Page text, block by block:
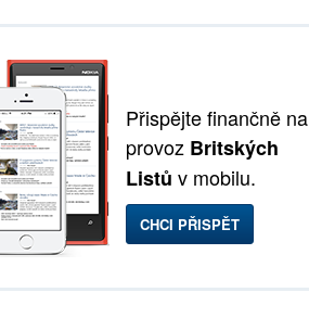
➥
Přispějte finančně na
provoz Britských
Listů v mobilu.
CHCI PŘISPĚT